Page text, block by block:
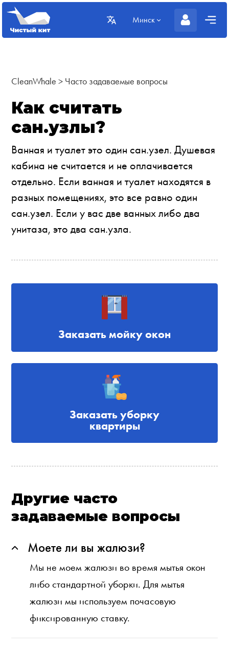
Минск
CleanWhale > Часто задаваемые вопросы
Как считать
сан.узлы?
Ванная и туалет это один сан.узел. Душевая
кабина не считается и не оплачивается
отдельно. Если ванная и туалет находятся в
разных помещениях, это все равно один
сан.узел. Если у вас две ванных либо два
унитаза, это два сан.узла.
Заказать мойку окон
Заказать уборку
квартиры
Другие часто
задаваемые вопросы
Моете ли вы жалюзи?
Мы не моем жалюзи во время мытья окон
либо стандартной уборки. Для мытья
жалюзи мы используем почасовую
фиксированную ставку.